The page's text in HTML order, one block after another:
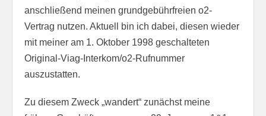
anschließend meinen grundgebührfreien o2-
Vertrag nutzen. Aktuell bin ich dabei, diesen wieder
mit meiner am 1. Oktober 1998 geschalteten
Original-Viag-Interkom/o2-Rufnummer
auszustatten.
Zu diesem Zweck „wandert“ zunächst meine